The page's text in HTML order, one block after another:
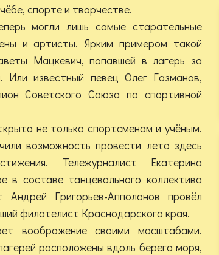
спорте и творчестве.
могли лишь самые старательные
и артисты. Ярким примером такой
Мацкевич, попавшей в лагерь за
Или известный певец Олег Газманов,
Советского Союза по спортивной
не только спортсменам и учёным.
возможность провести лето здесь
Тележурналист Екатерина
в составе танцевального коллектива
Андрей Григорьев-Апполонов провёл
филателист Краснодарского края.
воображение своими масштабами.
расположены вдоль берега моря,